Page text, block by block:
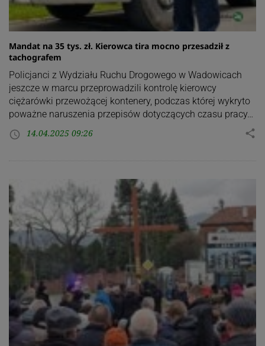
Mandat na 35 tys. zł. Kierowca tira mocno przesadził z
tachografem
Policjanci z Wydziału Ruchu Drogowego w Wadowicach
jeszcze w marcu przeprowadzili kontrolę kierowcy
ciężarówki przewożącej kontenery, podczas której wykryto
poważne naruszenia przepisów dotyczących czasu pracy…
access_time 14.04.2025 09:26 share